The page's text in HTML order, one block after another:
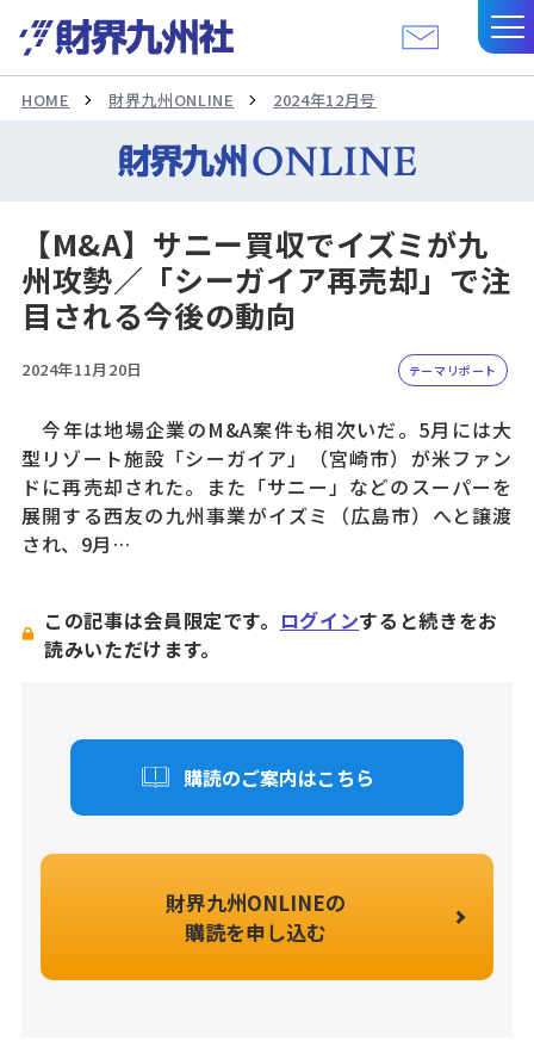
HOME 財界九州ONLINE 2024年12月号
【M&A】サニー買収でイズミが九
州攻勢／「シーガイア再売却」で注
目される今後の動向
2024年11月20日 テーマリポート
今年は地場企業のM&A案件も相次いだ。5月には大
型リゾート施設「シーガイア」（宮崎市）が米ファン
ドに再売却された。また「サニー」などのスーパーを
展開する西友の九州事業がイズミ（広島市）へと譲渡
され、9月…
この記事は会員限定です。 ログインすると続きをお
読みいただけます。
購読のご案内はこちら
財界九州ONLINEの
購読を申し込む